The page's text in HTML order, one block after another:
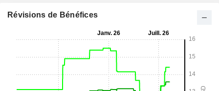
Révisions de Bénéfices